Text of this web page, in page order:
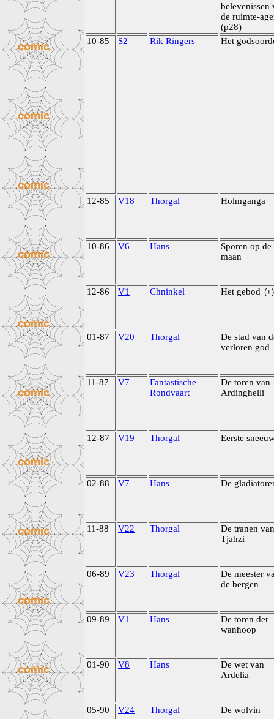
belevenissen
de ruimte-
(p28)
10-85
S2 Rik Ringers Het
12-85 V18 Thorgal Holmganga
10-86 V6 Hans
Sporen op de
maan
12-86 V1 Chninkel Het gebod (+)
01-87 V20 Thorgal
De stad van
verloren god
11-87 V7
Fantastische
Rondvaart
De toren van
Ardinghelli
12-87 V19 Thorgal Eerste
02-88 V7 Hans De
11-88 V22 Thorgal
De tranen van
Tjahzi
06-89 V23 Thorgal
De meester
de bergen
09-89 V1 Hans
De toren der
wanhoop
01-90 V8 Hans
De wet van
Ardelia
05-90 V24 Thorgal De wolvin